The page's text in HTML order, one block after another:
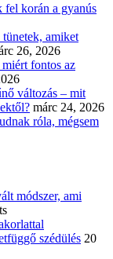
fel korán a gyanús
tünetek, amiket
26, 2026
fontos az
változás – mit
márc 24, 2026
róla, mégsem
módszer, ami
szédülés 20